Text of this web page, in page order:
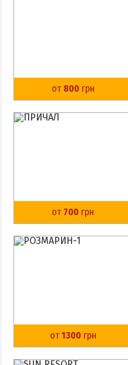
от 800грн
от 700 грн
от 1300грн